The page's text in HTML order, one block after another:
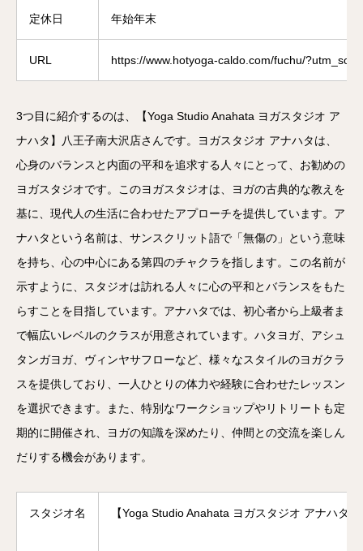
定休日 年始年末
URL https://www.hotyoga-caldo.com/fuchu/
3つ目に紹介するのは、【Yoga Studio Anahata ヨガスタジオ ア
ナハタ】八王子南大沢店さんです。ヨガスタジオ アナハタは、
心身のバランスと内面の平和を追求する人々にとって、お勧めの
ヨガスタジオです。このヨガスタジオは、ヨガの古典的な教えを
基に、現代人の生活に合わせたアプローチを提供しています。ア
ナハタという名前は、サンスクリット語で「無傷の」という意味
を持ち、心の中心にある第四のチャクラを指します。この名前が
示すように、スタジオは訪れる人々に心の平和とバランスをもた
らすことを目指しています。アナハタでは、初心者から上級者ま
で幅広いレベルのクラスが用意されています。ハタヨガ、アシュ
タンガヨガ、ヴィンヤサフローなど、様々なスタイルのヨガクラ
スを提供しており、一人ひとりの体力や経験に合わせたレッスン
を選択できます。また、特別なワークショップやリトリートも定
期的に開催され、ヨガの知識を深めたり、仲間との交流を楽しん
だりする機会があります。
スタジオ名 【Yoga Studio Anahata ヨガスタジオ アナハタ